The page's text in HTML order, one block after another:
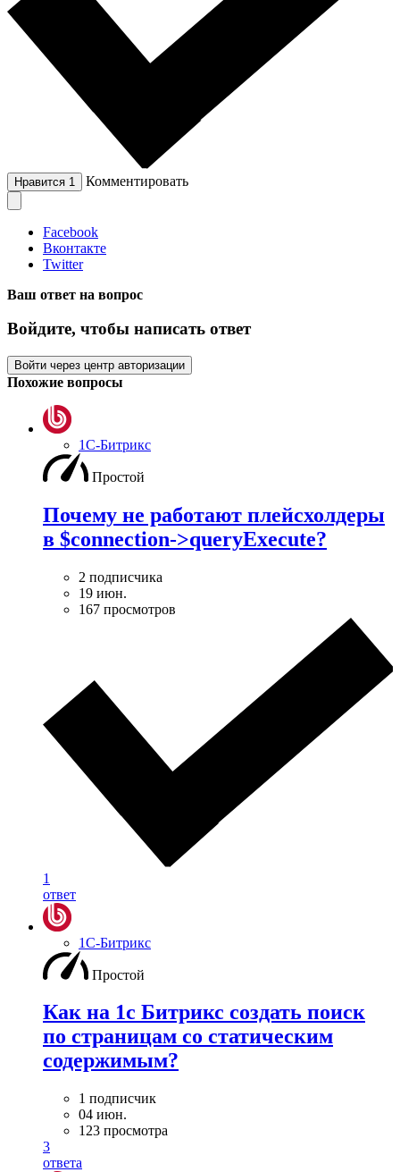
Нравится 1 Комментировать
Facebook
Вконтакте
Twitter
Ваш ответ на вопрос
Войдите, чтобы написать ответ
Войти через центр авторизации
Похожие вопросы
1С-Битрикс
Простой
Почему не работают плейсхолдеры
в $connection->queryExecute?
2 подписчика
19 июн.
167 просмотров
1
ответ
1С-Битрикс
Простой
Как на 1с Битрикс создать поиск
по страницам со статическим
содержимым?
1 подписчик
04 июн.
123 просмотра
3
ответа